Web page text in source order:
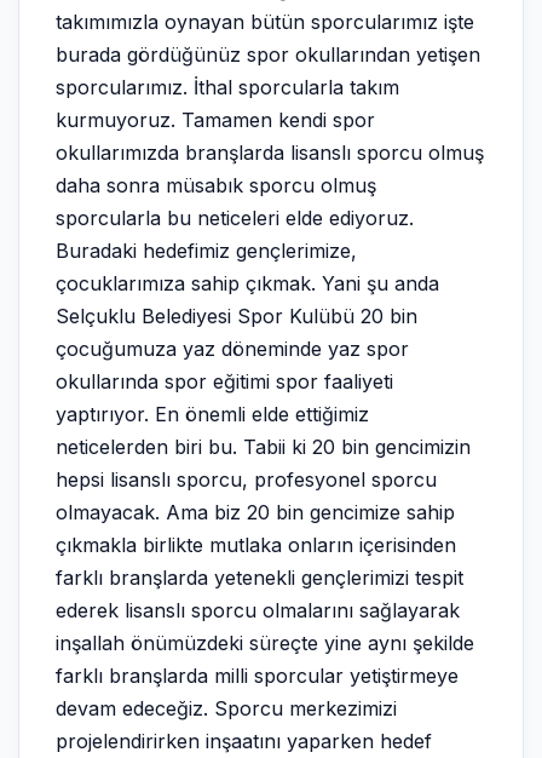
takımımızla oynayan bütün sporcularımız işte
burada gördüğünüz spor okullarından yetişen
sporcularımız. İthal sporcularla takım
kurmuyoruz. Tamamen kendi spor
okullarımızda branşlarda lisanslı sporcu olmuş
daha sonra müsabık sporcu olmuş
sporcularla bu neticeleri elde ediyoruz.
Buradaki hedefimiz gençlerimize,
çocuklarımıza sahip çıkmak. Yani şu anda
Selçuklu Belediyesi Spor Kulübü 20 bin
çocuğumuza yaz döneminde yaz spor
okullarında spor eğitimi spor faaliyeti
yaptırıyor. En önemli elde ettiğimiz
neticelerden biri bu. Tabii ki 20 bin gencimizin
hepsi lisanslı sporcu, profesyonel sporcu
olmayacak. Ama biz 20 bin gencimize sahip
çıkmakla birlikte mutlaka onların içerisinden
farklı branşlarda yetenekli gençlerimizi tespit
ederek lisanslı sporcu olmalarını sağlayarak
inşallah önümüzdeki süreçte yine aynı şekilde
farklı branşlarda milli sporcular yetiştirmeye
devam edeceğiz. Sporcu merkezimizi
projelendirirken inşaatını yaparken hedef